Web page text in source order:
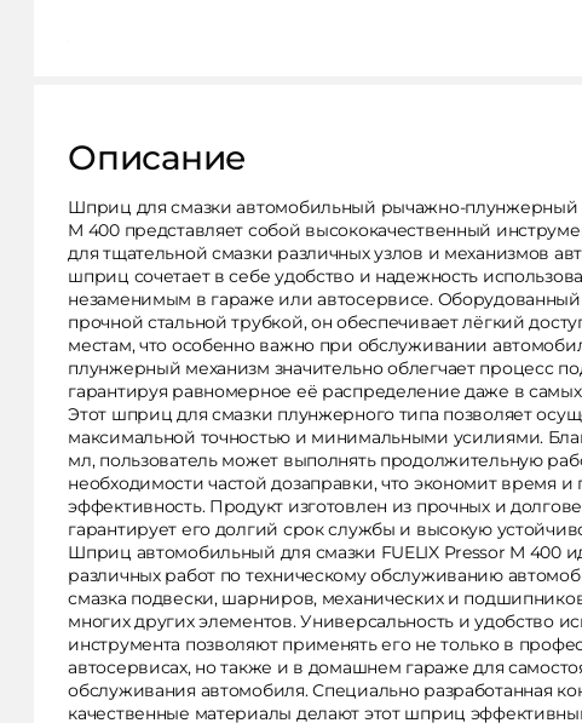
Описание
Шприц для смазки автомобильный рычажно-плунжерный
M 400 представляет собой высококачественный
для тщательной смазки различных узлов и механизмов
шприц сочетает в себе удобство и надежность
незаменимым в гараже или автосервисе.
прочной стальной трубкой, он обеспечивает лёгкий
местам, что особенно важно при обслуживании
плунжерный механизм значительно облегчает процесс
гарантируя равномерное её распределение даже в
Этот шприц для смазки плунжерного типа позволяет
максимальной точностью и минимальными усилиями.
мл, пользователь может выполнять продолжительную
необходимости частой дозаправки, что экономит время
эффективность. Продукт изготовлен из прочных и
гарантирует его долгий срок службы и высокую
Шприц автомобильный для смазки FUELIX Pressor M 400
различных работ по техническому обслуживанию
смазка подвески, шарниров, механических и
многих других элементов. Универсальность и удобство
инструмента позволяют применять его не только в
автосервисах, но также и в домашнем гараже для
обслуживания автомобиля. Специально разработанная
качественные материалы делают этот шприц